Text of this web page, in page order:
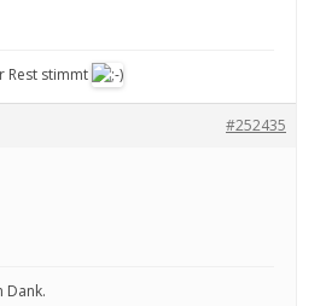
Rest stimmt
#252435
Dank.